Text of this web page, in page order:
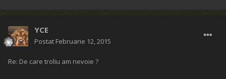
YCE
Postat Februarie 12, 2015
Re: De care troliu am nevoie ?